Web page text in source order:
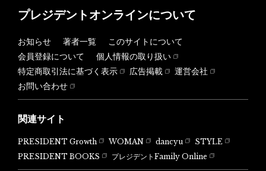
プレジデントオンラインについて
お知らせ 著者一覧
このサイトについて
会員登録について
個人情報の取り扱い
特定商取引法に基づく表示
広告掲載
運営会社
お問い合わせ
関連サイト
PRESIDENT Growth WOMAN dancyu
STYLE
PRESIDENT BOOKS
プレジデントFamily Online